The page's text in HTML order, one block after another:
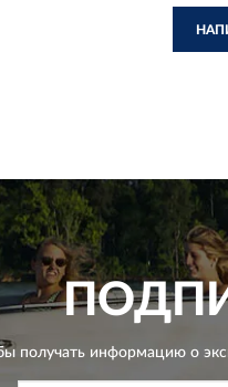
получать информацию о